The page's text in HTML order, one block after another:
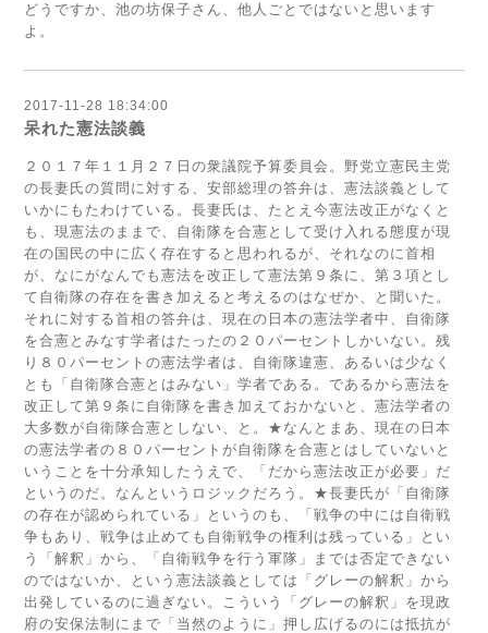
どうですか、池の坊保子さん、他人ごとではないと思います
よ。
2017-11-28 18:34:00
呆れた憲法談義
２０１７年１１月２７日の衆議院予算委員会。野党立憲民主党
の長妻氏の質問に対する、安部総理の答弁は、憲法談義として
いかにもたわけている。長妻氏は、たとえ今憲法改正がなくと
も、現憲法のままで、自衛隊を合憲として受け入れる態度が現
在の国民の中に広く存在すると思われるが、それなのに首相
が、なにがなんでも憲法を改正して憲法第９条に、第３項とし
て自衛隊の存在を書き加えると考えるのはなぜか、と聞いた。
それに対する首相の答弁は、現在の日本の憲法学者中、自衛隊
を合憲とみなす学者はたったの２０パーセントしかいない。残
り８０パーセントの憲法学者は、自衛隊違憲、あるいは少なく
とも「自衛隊合憲とはみない」学者である。であるから憲法を
改正して第９条に自衛隊を書き加えておかないと、憲法学者の
大多数が自衛隊合憲としない、と。★なんとまあ、現在の日本
の憲法学者の８０パーセントが自衛隊を合憲とはしていないと
いうことを十分承知したうえで、「だから憲法改正が必要」だ
というのだ。なんというロジックだろう。★長妻氏が「自衛隊
の存在が認められている」というのも、「戦争の中には自衛戦
争もあり、戦争は止めても自衛戦争の権利は残っている」とい
う「解釈」から、「自衛戦争を行う軍隊」までは否定できない
のではないか、という憲法談義としては「グレーの解釈」から
出発しているのに過ぎない。こういう「グレーの解釈」を現政
府の安保法制にまで「当然のように」押し広げるのには抵抗が